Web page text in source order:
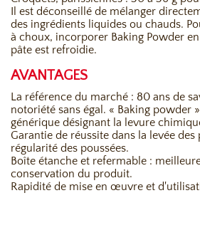
Il est déconseillé de mélanger
des ingrédients liquides ou chauds.
à choux, incorporer Baking Powder
pâte est refroidie.
AVANTAGES
La référence du marché : 80 ans de
notoriété sans égal. « Baking powder
générique désignant la levure
Garantie de réussite dans la levée des
régularité des poussées.
Boîte étanche et refermable :
conservation du produit.
Rapidité de mise en œuvre et